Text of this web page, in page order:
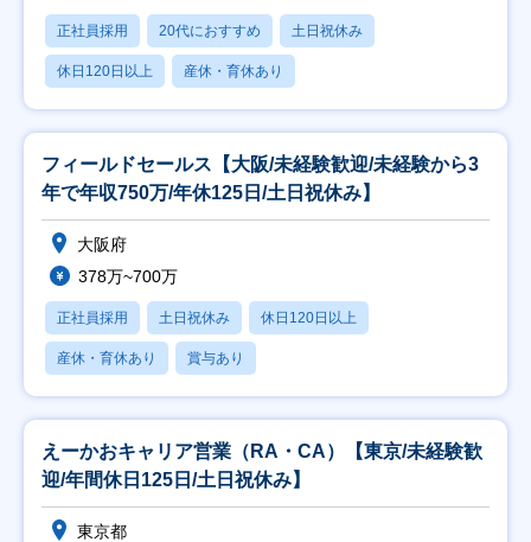
正社員採用 20代におすすめ 土日祝休み
休日120日以上 産休・育休あり
フィールドセールス【大阪/未経験歓迎/未経験から3
年で年収750万/年休125日/土日祝休み】
大阪府
378万~700万
正社員採用 土日祝休み 休日120日以上
産休・育休あり 賞与あり
えーかおキャリア営業（RA・CA）【東京/未経験歓
迎/年間休日125日/土日祝休み】
東京都